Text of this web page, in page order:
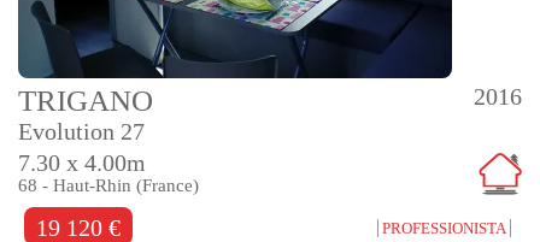
2016
TRIGANO
Evolution 27
7.30 x 4.00m
68 - Haut-Rhin (France)
19 120 € PROFESSIONISTA